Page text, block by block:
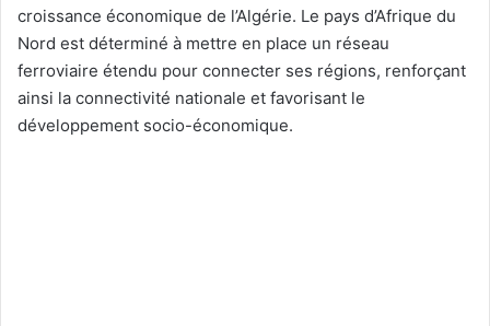
croissance économique de l’Algérie. Le pays d’Afrique du
Nord est déterminé à mettre en place un réseau
ferroviaire étendu pour connecter ses régions, renforçant
ainsi la connectivité nationale et favorisant le
développement socio-économique.